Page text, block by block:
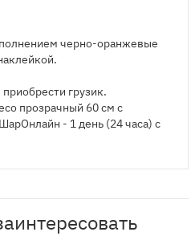
черно-оранжевые
грузик.
прозрачный 60 см с
- 1 день (24 часа) с